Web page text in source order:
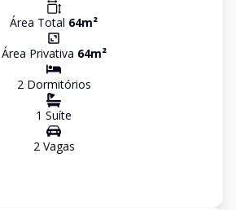
Área Total 64m²
Área Privativa 64m²
2Dormitórios
1 Suíte
2Vagas